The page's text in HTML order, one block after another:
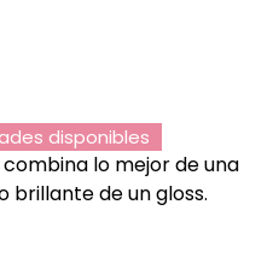
disponibles
combina lo mejor de una
brillante de un gloss.